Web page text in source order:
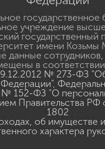
учреждение
государственный
имени Козьмы
данные
в
№ 273-ФЗ
,
№ 152-ФЗ "О
Правительства
1802
об имуществе и
характера